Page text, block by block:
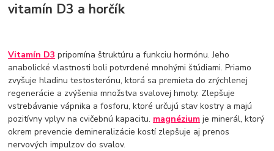
vitamín D3 a horčík
Vitamín D3 pripomína štruktúru a funkciu hormónu. Jeho
anabolické vlastnosti boli potvrdené mnohými štúdiami. Priamo
zvyšuje hladinu testosterónu, ktorá sa premieta do zrýchlenej
regenerácie a zvýšenia množstva svalovej hmoty. Zlepšuje
vstrebávanie vápnika a fosforu, ktoré určujú stav kostry a majú
pozitívny vplyv na cvičebnú kapacitu. magnézium je minerál, ktorý
okrem prevencie demineralizácie kostí zlepšuje aj prenos
nervových impulzov do svalov.